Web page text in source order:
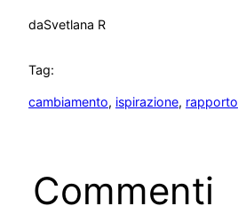
daSvetlana R
Tag:
cambiamento, ispirazione, rapporto
Commenti